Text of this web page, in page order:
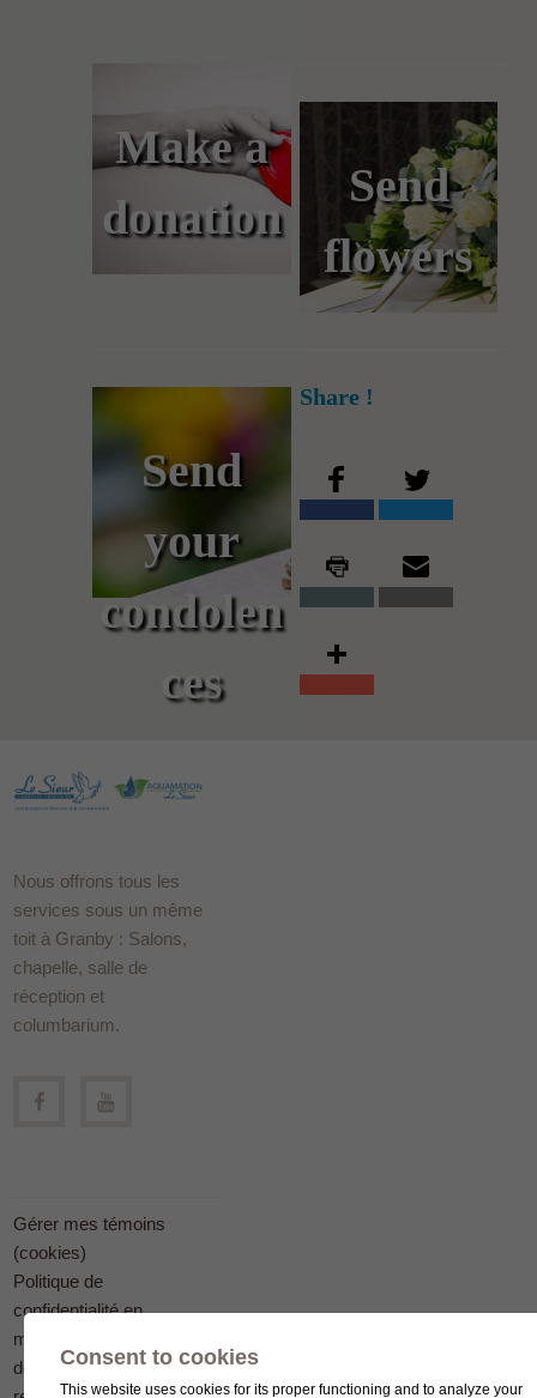
Make a
donation
Send
flowers
Send
your
condolen
ces
Share !
Nous offrons tous les
services sous un même
toit à Granby : Salons,
chapelle, salle de
réception et
columbarium.
Gérer mes témoins
(cookies)
Politique de
confidentialité en
matière
de protection des
Consent to cookies
This website uses cookies for its proper functioning and to analyze your